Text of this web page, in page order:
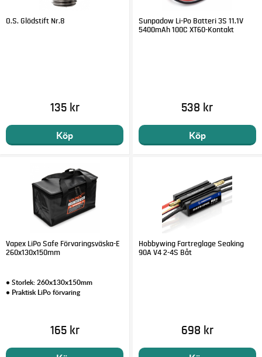
O.S. Glödstift Nr.8
135 kr
Köp
Sunpadow Li-Po Batteri 3S 11.1V
5400mAh 100C XT60-Kontakt
538 kr
Köp
Vapex LiPo Safe Förvaringsväska-E
260x130x150mm
• Storlek: 260x130x150mm
• Praktisk LiPo förvaring
165 kr
Hobbywing Fartreglage Seaking
90A V4 2-4S Båt
698 kr